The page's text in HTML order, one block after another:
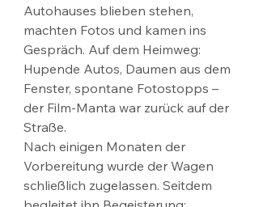
Autohauses blieben stehen,
machten Fotos und kamen ins
Gespräch. Auf dem Heimweg:
Hupende Autos, Daumen aus dem
Fenster, spontane Fotostopps –
der Film-Manta war zurück auf der
Straße.
Nach einigen Monaten der
Vorbereitung wurde der Wagen
schließlich zugelassen. Seitdem